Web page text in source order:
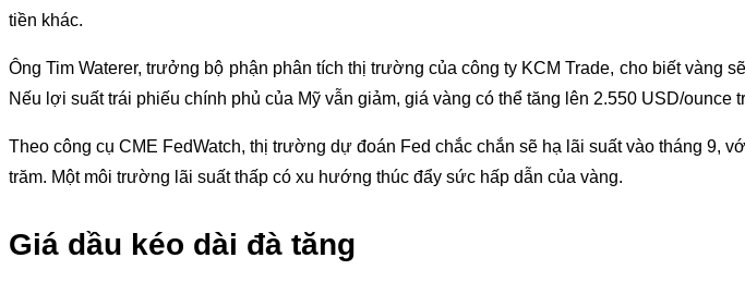
tiền khác.
Ông Tim Waterer, trưởng bộ phận phân tích thị trường của công ty KCM Trade, cho biết
Nếu lợi suất trái phiếu chính phủ của Mỹ vẫn giảm, giá vàng có thể tăng lên 2.550 USD/
Theo công cụ CME FedWatch, thị trường dự đoán Fed chắc chắn sẽ hạ lãi suất vào tháng 9,
trăm. Một môi trường lãi suất thấp có xu hướng thúc đẩy sức hấp dẫn của vàng.
Giá dầu kéo dài đà tăng